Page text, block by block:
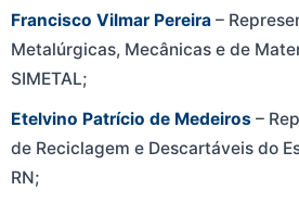
Francisco Vilmar Pereira –
Metalúrgicas, Mecânicas e de
SIMETAL;
Etelvino Patrício de Medeiros –
de Reciclagem e Descartáveis do
RN;